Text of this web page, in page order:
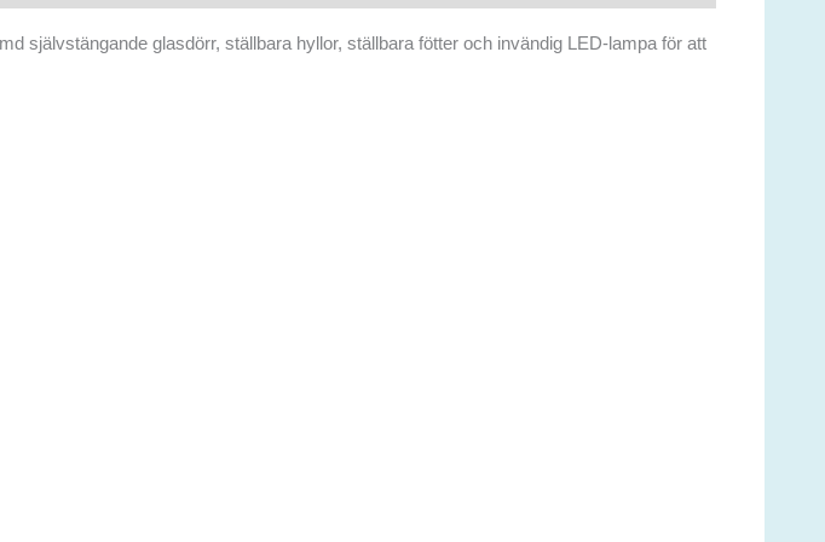
självstängande glasdörr, ställbara hyllor, ställbara fötter och invändig LED-lampa för att